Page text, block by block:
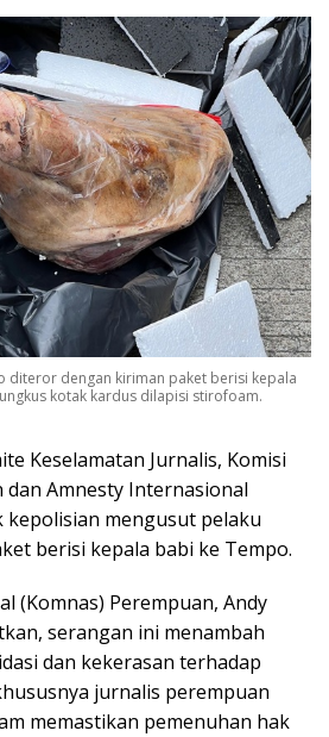
diteror dengan kiriman paket berisi kepala
kotak kardus dilapisi stirofoam.
Keselamatan Jurnalis, Komisi
dan Amnesty Internasional
kepolisian mengusut pelaku
berisi kepala babi ke Tempo.
(Komnas) Perempuan, Andy
serangan ini menambah
dan kekerasan terhadap
jurnalis perempuan
memastikan pemenuhan hak